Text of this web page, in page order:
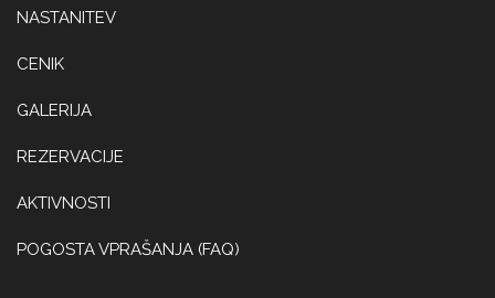
NASTANITEV
CENIK
GALERIJA
REZERVACIJE
AKTIVNOSTI
POGOSTA VPRAŠANJA (FAQ)